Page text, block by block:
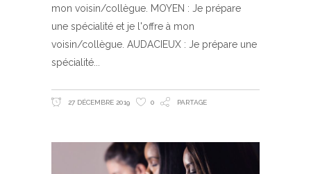
mon voisin/collègue. MOYEN : Je prépare
une spécialité et je l'offre à mon
voisin/collègue. AUDACIEUX : Je prépare une
spécialité
27 DÉCEMBRE 2019 0 PARTAGE